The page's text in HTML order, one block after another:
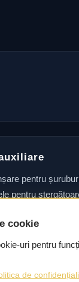
pentru
pentru
pentru etrier și
și
cookie
uri pentru
de